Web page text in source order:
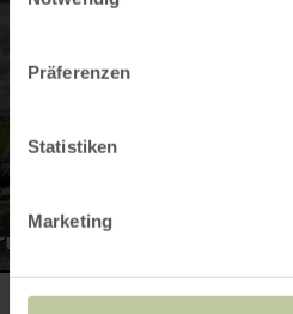
Präferenzen
Statistiken
Marketing